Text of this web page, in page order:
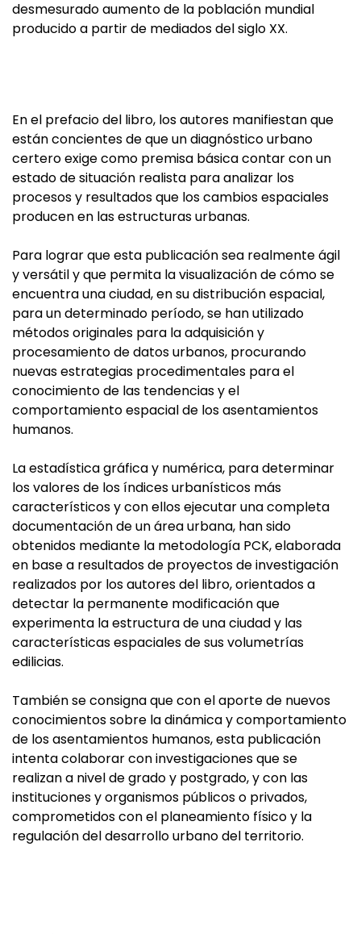
desmesurado aumento de la población mundial
producido a partir de mediados del siglo XX.
En el prefacio del libro, los autores manifiestan que
están concientes de que un diagnóstico urbano
certero exige como premisa básica contar con un
estado de situación realista para analizar los
procesos y resultados que los cambios espaciales
producen en las estructuras urbanas.
Para lograr que esta publicación sea realmente ágil
y versátil y que permita la visualización de cómo se
encuentra una ciudad, en su distribución espacial,
para un determinado período, se han utilizado
métodos originales para la adquisición y
procesamiento de datos urbanos, procurando
nuevas estrategias procedimentales para el
conocimiento de las tendencias y el
comportamiento espacial de los asentamientos
humanos.
La estadística gráfica y numérica, para determinar
los valores de los índices urbanísticos más
característicos y con ellos ejecutar una completa
documentación de un área urbana, han sido
obtenidos mediante la metodología PCK, elaborada
en base a resultados de proyectos de investigación
realizados por los autores del libro, orientados a
detectar la permanente modificación que
experimenta la estructura de una ciudad y las
características espaciales de sus volumetrías
edilicias.
También se consigna que con el aporte de nuevos
conocimientos sobre la dinámica y comportamiento
de los asentamientos humanos, esta publicación
intenta colaborar con investigaciones que se
realizan a nivel de grado y postgrado, y con las
instituciones y organismos públicos o privados,
comprometidos con el planeamiento físico y la
regulación del desarrollo urbano del territorio.